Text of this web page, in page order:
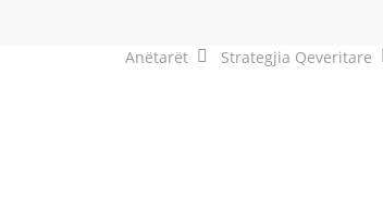
Anëtarët Strategjia Qeveritare